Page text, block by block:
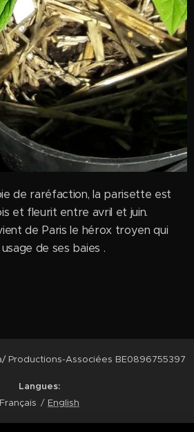
de raréfaction, la parisette est
et fleurit entre avril et juin.
de Paris le hérox troyen qui
de ses baies .
Productions-Associées BE0896755397
Langues
Français
English